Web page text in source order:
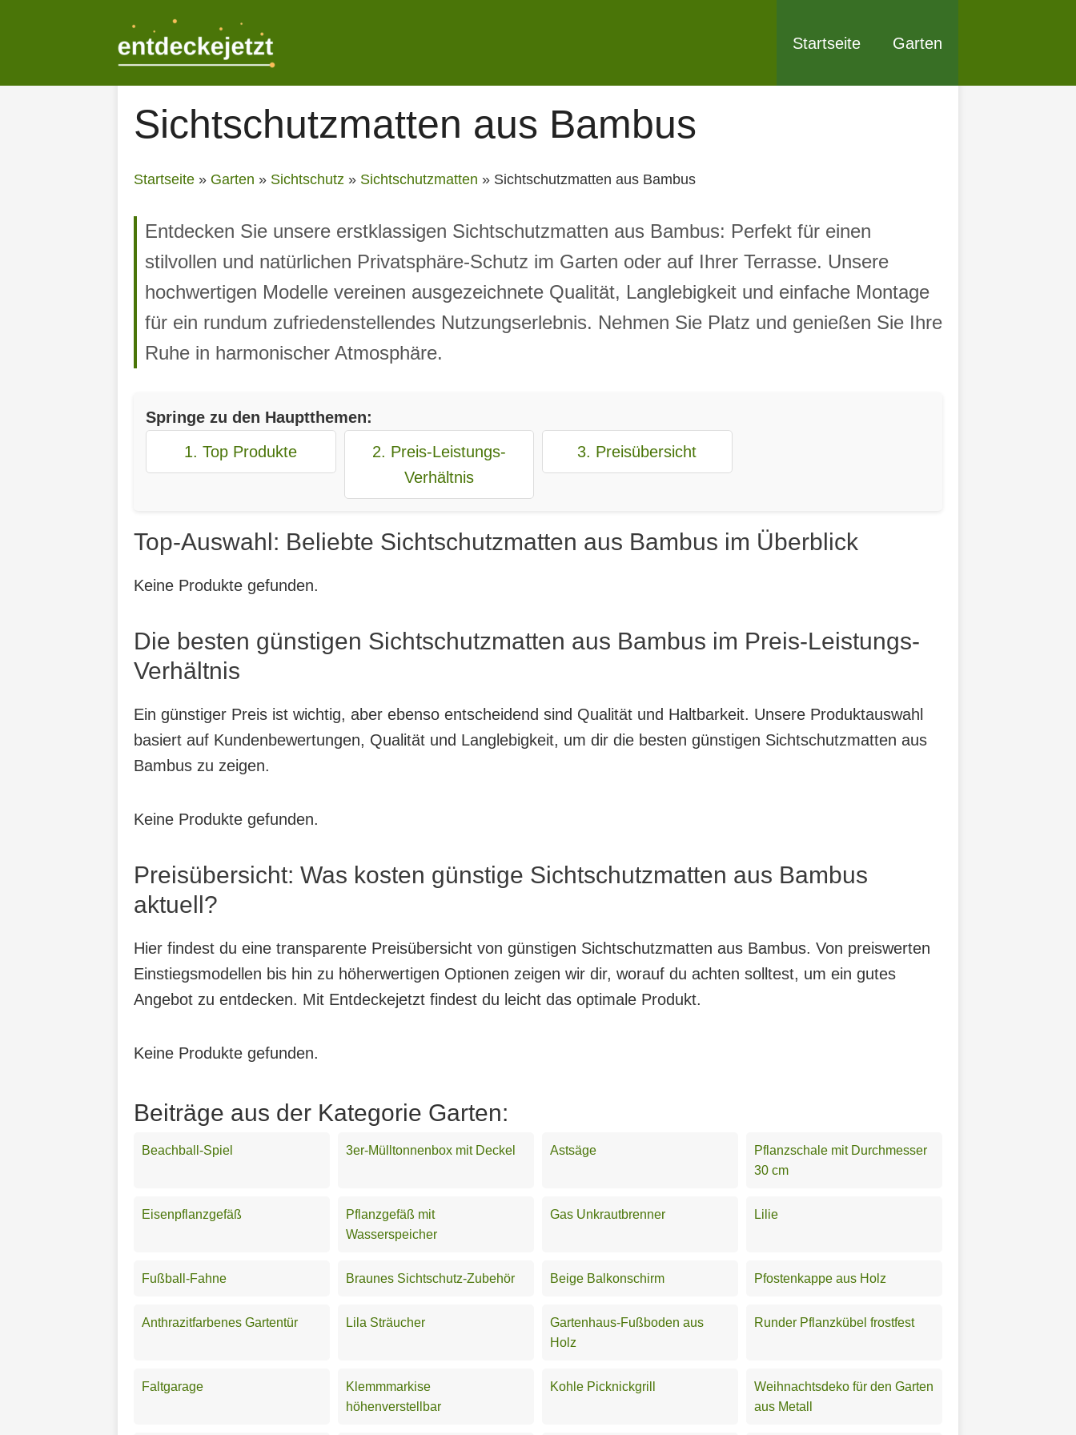
Startseite Garten
Sichtschutzmatten aus Bambus
Startseite » Garten » Sichtschutz » Sichtschutzmatten » Sichtschutzmatten aus Bambus
Entdecken Sie unsere erstklassigen Sichtschutzmatten aus Bambus: Perfekt für einen
stilvollen und natürlichen Privatsphäre-Schutz im Garten oder auf Ihrer Terrasse. Unsere
hochwertigen Modelle vereinen ausgezeichnete Qualität, Langlebigkeit und einfache Montage
für ein rundum zufriedenstellendes Nutzungserlebnis. Nehmen Sie Platz und genießen Sie Ihre
Ruhe in harmonischer Atmosphäre.
Springe zu den Hauptthemen:
1. Top Produkte
2. Preis-Leistungs-
Verhältnis
3. Preisübersicht
Top-Auswahl: Beliebte Sichtschutzmatten aus Bambus im Überblick
Keine Produkte gefunden.
Die besten günstigen Sichtschutzmatten aus Bambus im Preis-Leistungs-
Verhältnis
Ein günstiger Preis ist wichtig, aber ebenso entscheidend sind Qualität und Haltbarkeit. Unsere Produktauswahl
basiert auf Kundenbewertungen, Qualität und Langlebigkeit, um dir die besten günstigen Sichtschutzmatten aus
Bambus zu zeigen.
Keine Produkte gefunden.
Preisübersicht: Was kosten günstige Sichtschutzmatten aus Bambus
aktuell?
Hier findest du eine transparente Preisübersicht von günstigen Sichtschutzmatten aus Bambus. Von preiswerten
Einstiegsmodellen bis hin zu höherwertigen Optionen zeigen wir dir, worauf du achten solltest, um ein gutes
Angebot zu entdecken. Mit Entdeckejetzt findest du leicht das optimale Produkt.
Keine Produkte gefunden.
Beiträge aus der Kategorie Garten:
Beachball-Spiel 3er-Mülltonnenbox mit Deckel Astsäge
Pflanzschale mit Durchmesser
30 cm
Eisenpflanzgefäß
Pflanzgefäß mit
Wasserspeicher
Gas Unkrautbrenner Lilie
Fußball-Fahne Braunes Sichtschutz-Zubehör Beige Balkonschirm Pfostenkappe aus Holz
Anthrazitfarbenes Gartentür Lila Sträucher
Gartenhaus-Fußboden aus
Holz
Runder Pflanzkübel frostfest
Faltgarage
Klemmmarkise
höhenverstellbar
Kohle Picknickgrill
Weihnachtsdeko für den Garten
aus Metall